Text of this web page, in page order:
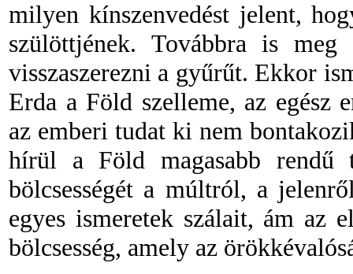
milyen kínszenvedést jelent,
szülöttjének. Továbbra is
visszaszerezni a gyűrűt. Ekkor
Erda a Föld szelleme, az egész
az emberi tudat ki nem
hírül a Föld magasabb
bölcsességét a múltról, a
egyes ismeretek szálait, ám az
bölcsesség, amely az